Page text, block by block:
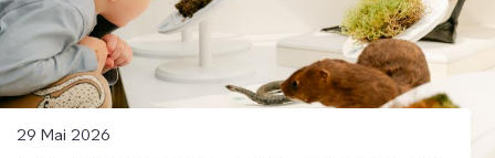
29 Mai 2026